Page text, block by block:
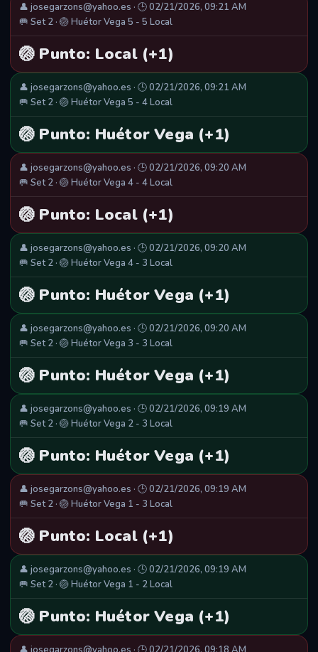
👤 josegarzons@yahoo.es · 🕒 02/21/2026, 09:21 AM
🥅 Set 2 · 🏐 Huétor Vega 5 - 5 Local
🏐 Punto: Local (+1)
👤 josegarzons@yahoo.es · 🕒 02/21/2026, 09:21 AM
🥅 Set 2 · 🏐 Huétor Vega 5 - 4 Local
🏐 Punto: Huétor Vega (+1)
👤 josegarzons@yahoo.es · 🕒 02/21/2026, 09:20 AM
🥅 Set 2 · 🏐 Huétor Vega 4 - 4 Local
🏐 Punto: Local (+1)
👤 josegarzons@yahoo.es · 🕒 02/21/2026, 09:20 AM
🥅 Set 2 · 🏐 Huétor Vega 4 - 3 Local
🏐 Punto: Huétor Vega (+1)
👤 josegarzons@yahoo.es · 🕒 02/21/2026, 09:20 AM
🥅 Set 2 · 🏐 Huétor Vega 3 - 3 Local
🏐 Punto: Huétor Vega (+1)
👤 josegarzons@yahoo.es · 🕒 02/21/2026, 09:19 AM
🥅 Set 2 · 🏐 Huétor Vega 2 - 3 Local
🏐 Punto: Huétor Vega (+1)
👤 josegarzons@yahoo.es · 🕒 02/21/2026, 09:19 AM
🥅 Set 2 · 🏐 Huétor Vega 1 - 3 Local
🏐 Punto: Local (+1)
👤 josegarzons@yahoo.es · 🕒 02/21/2026, 09:19 AM
🥅 Set 2 · 🏐 Huétor Vega 1 - 2 Local
🏐 Punto: Huétor Vega (+1)